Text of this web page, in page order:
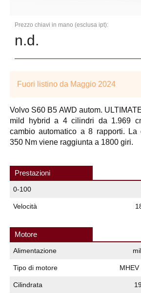
Prezzo chiavi in mano (esclusa ipt):
n.d.
Fuori listino da Maggio 2024
Volvo S60 B5 AWD autom.
mild hybrid a 4 cilindri da 1.969
cambio automatico a 8 rapporti. La
350 Nm viene raggiunta a 1800 giri.
Prestazioni
0-100
Velocità
Motore
Alimentazione
Tipo di motore
Cilindrata